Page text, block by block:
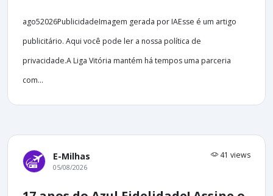
ago52026PublicidadeImagem gerada por IAEsse é um artigo
publicitário. Aqui você pode ler a nossa política de
privacidade.A Liga Vitória mantém há tempos uma parceria
com...
E-Milhas 41 views
05/08/2026